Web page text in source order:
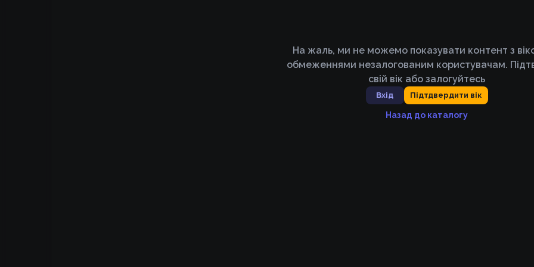
На жаль, ми не можемо показувати контент з
обмеженнями незалогованим користувачам.
свій вік або залогуйтесь
Вхід Підтдвердити вік
Назад до каталогу